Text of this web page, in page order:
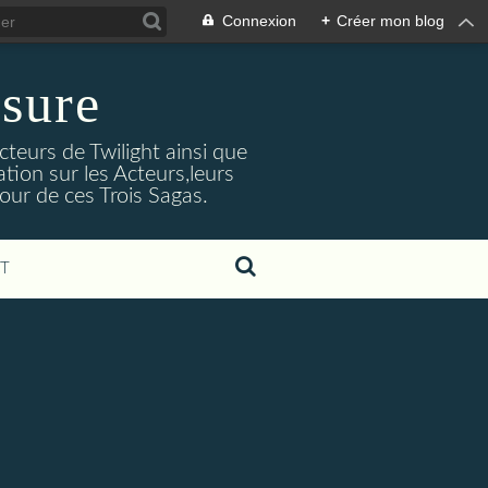
Connexion + Créer mon blog
de Twilight ainsi que
sur les Acteurs,leurs
de ces Trois Sagas.